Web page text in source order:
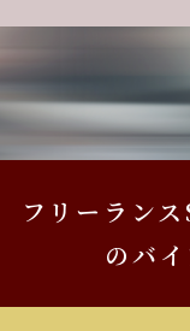
フリーラン
のバ